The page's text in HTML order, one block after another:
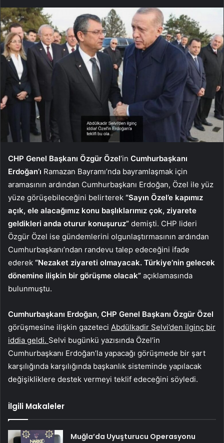
CHP Genel Başkanı Özgür Özel‘in Cumhurbaşkanı
Erdoğan’ı Ramazan Bayramı’nda bayramlaşmak için
aramasının ardından Cumhurbaşkanı Erdoğan, Özel ile yüz
yüze görüşebileceğini belirterek “Sayın Özel’e kapımız
açık, ele alacağımız konu başlıklarımız çok, ziyarete
geldikleri anda oturur konuşuruz” demişti. CHP lideri
Özgür Özel ise gündemlerini olgunlaştırmasının ardından
Cumhurbaşkanı’ndan randevu talep edeceğini ifade
ederek “Nezaket ziyareti olmayacak. Türkiye’nin gelecek
dönemine ilişkin bir görüşme olacak” açıklamasında
bulunmuştu.
Cumhurbaşkanı Erdoğan, CHP Genel Başkanı Özgür Özel
görüşmesine ilişkin gazeteci Abdülkadir Selvi’den ilginç bir
iddia geldi. Selvi bugünkü yazısında Özel’in
Cumhurbaşkanı Erdoğan’la yapacağı görüşmede bir şart
karşılığında karşılığında başkanlık sisteminde yapılacak
değişikliklere destek vermeyi teklif edeceğini söyledi.
İlgili Makaleler
Muğla’da Uyuşturucu Operasyonu